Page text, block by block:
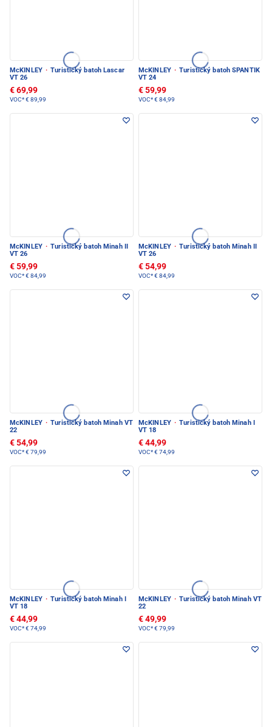
McKINLEY · Turistický batoh Lascar
VT 26
€ 69,99
VOC*€ 89,99
McKINLEY · Turistický batoh SPANTIK
VT 24
€ 59,99
VOC*€ 84,99
McKINLEY · Turistický batoh Minah II
VT 26
€ 59,99
VOC*€ 84,99
McKINLEY · Turistický batoh Minah II
VT 26
€ 54,99
VOC*€ 84,99
McKINLEY · Turistický batoh Minah VT
22
€ 54,99
VOC*€ 79,99
McKINLEY · Turistický batoh Minah I
VT 18
€ 44,99
VOC*€ 74,99
McKINLEY · Turistický batoh Minah I
VT 18
€ 44,99
VOC*€ 74,99
McKINLEY · Turistický batoh Minah VT
22
€ 49,99
VOC*€ 79,99